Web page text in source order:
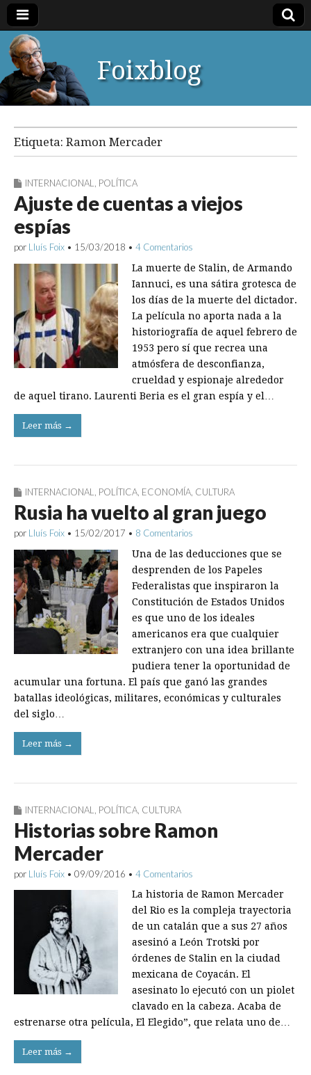
Foixblog
Etiqueta: Ramon Mercader
INTERNACIONAL POLÍTICA
Ajuste de cuentas a viejos
espías
por Lluís Foix • 15/03/2018 • 4 Comentarios
La muerte de Stalin, de Armando
Iannuci, es una sátira grotesca de
los días de la muerte del dictador.
La película no aporta nada a la
historiografía de aquel febrero de
1953 pero sí que recrea una
atmósfera de desconfianza,
crueldad y espionaje alrededor
de aquel tirano. Laurenti Beria es el gran espía y el…
Leer más →
INTERNACIONAL POLÍTICA ECONOMÍA CULTURA
Rusia ha vuelto al gran juego
por Lluís Foix • 15/02/2017 • 8 Comentarios
Una de las deducciones que se
desprenden de los Papeles
Federalistas que inspiraron la
Constitución de Estados Unidos
es que uno de los ideales
americanos era que cualquier
extranjero con una idea brillante
pudiera tener la oportunidad de
acumular una fortuna. El país que ganó las grandes
batallas ideológicas, militares, económicas y culturales
del siglo…
Leer más →
INTERNACIONAL POLÍTICA CULTURA
Historias sobre Ramon
Mercader
por Lluís Foix • 09/09/2016 • 4 Comentarios
La historia de Ramon Mercader
del Rio es la compleja trayectoria
de un catalán que a sus 27 años
asesinó a León Trotski por
órdenes de Stalin en la ciudad
mexicana de Coyacán. El
asesinato lo ejecutó con un piolet
clavado en la cabeza. Acaba de
estrenarse otra película, El Elegido”, que relata uno de…
Leer más →